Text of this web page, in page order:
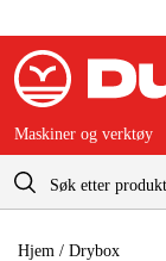
Maskiner og verktøy
Hjem / Drybox